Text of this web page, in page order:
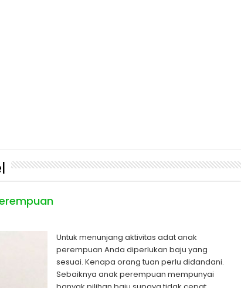
Untuk menunjang aktivitas adat anak
perempuan Anda diperlukan baju yang
sesuai. Kenapa orang tuan perlu didandani.
Sebaiknya anak perempuan mempunyai